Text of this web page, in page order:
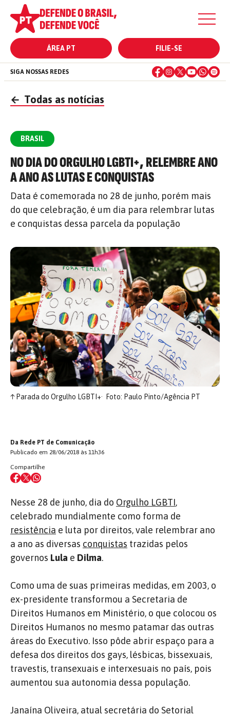
ÁREA PT FILIE-SE
SIGA NOSSAS REDES
← Todas as notícias
BRASIL
NO DIA DO ORGULHO LGBTI+, RELEMBRE ANO
A ANO AS LUTAS E CONQUISTAS
Data é comemorada no 28 de junho, porém mais
do que celebração, é um dia para relembrar lutas
e conquistas dessa parcela da população
↑Parada do Orgulho LGBTI+ Foto: Paulo Pinto/Agência PT
Da Rede PT de Comunicação
Publicado em 28/06/2018 às 11h36
Compartilhe
Nesse 28 de junho, dia do Orgulho LGBTI,
celebrado mundialmente como forma de
resistência e luta por direitos, vale relembrar ano
a ano as diversas conquistas trazidas pelos
governos Lula e Dilma.
Como uma de suas primeiras medidas, em 2003, o
ex-presidente transformou a Secretaria de
Direitos Humanos em Ministério, o que colocou os
Direitos Humanos no mesmo patamar das outras
áreas do Executivo. Isso pôde abrir espaço para a
defesa dos direitos dos gays, lésbicas, bissexuais,
travestis, transexuais e interxesuais no país, pois
aumentou sua autonomia dessa população.
Janaína Oliveira, atual secretária do Setorial